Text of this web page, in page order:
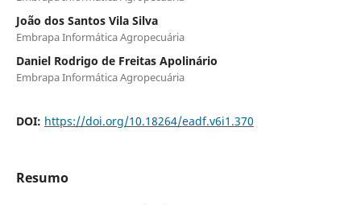
João dos Santos Vila Silva
Embrapa Informática Agropecuária
Daniel Rodrigo de Freitas Apolinário
Embrapa Informática Agropecuária
DOI: https://doi.org/10.18264/eadf.v6i1.370
Resumo